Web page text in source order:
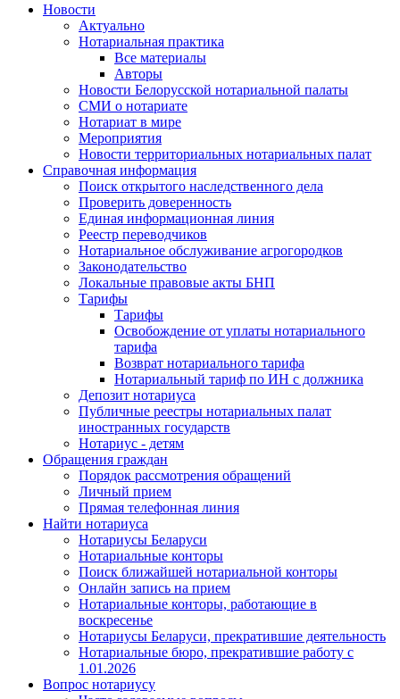
Новости
Актуально
Нотариальная практика
Все материалы
Авторы
Новости Белорусской нотариальной палаты
СМИ о нотариате
Нотариат в мире
Мероприятия
Новости территориальных нотариальных палат
Справочная информация
Поиск открытого наследственного дела
Проверить доверенность
Единая информационная линия
Реестр переводчиков
Нотариальное обслуживание агрогородков
Законодательство
Локальные правовые акты БНП
Тарифы
Тарифы
Освобождение от уплаты нотариального
тарифа
Возврат нотариального тарифа
Нотариальный тариф по ИН с должника
Депозит нотариуса
Публичные реестры нотариальных палат
иностранных государств
Нотариус - детям
Обращения граждан
Порядок рассмотрения обращений
Личный прием
Прямая телефонная линия
Найти нотариуса
Нотариусы Беларуси
Нотариальные конторы
Поиск ближайшей нотариальной конторы
Онлайн запись на прием
Нотариальные конторы, работающие в
воскресенье
Нотариусы Беларуси, прекратившие деятельность
Нотариальные бюро, прекратившие работу с
1.01.2026
Вопрос нотариусу